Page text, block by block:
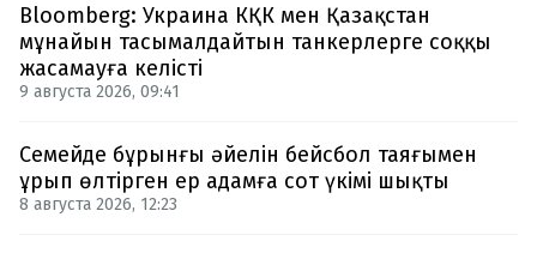
Bloomberg: Украина КҚК мен Қазақстан
мұнайын тасымалдайтын танкерлерге соққы
жасамауға келісті
9 августа 2026, 09:41
Семейде бұрынғы әйелін бейсбол таяғымен
ұрып өлтірген ер адамға сот үкімі шықты
8 августа 2026, 12:23